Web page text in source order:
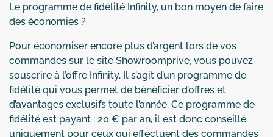
Le programme de fidélité Infinity, un bon moyen de faire
des économies ?
Pour économiser encore plus d’argent lors de vos
commandes sur le site Showroomprive, vous pouvez
souscrire à l’offre Infinity. Il s’agit d’un programme de
fidélité qui vous permet de bénéficier d’offres et
d’avantages exclusifs toute l’année. Ce programme de
fidélité est payant : 20 € par an, il est donc conseillé
uniquement pour ceux qui effectuent des commandes